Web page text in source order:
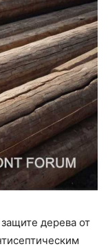
дерева от